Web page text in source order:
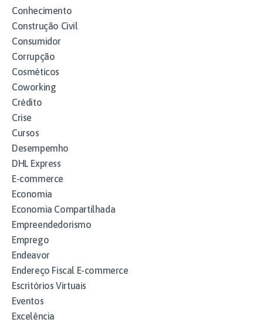
Conhecimento
Construção Civil
Consumidor
Corrupção
Cosméticos
Coworking
Crédito
Crise
Cursos
Desempemho
DHL Express
E-commerce
Economia
Economia Compartilhada
Empreendedorismo
Emprego
Endeavor
Endereço Fiscal E-commerce
Escritórios Virtuais
Eventos
Excelência